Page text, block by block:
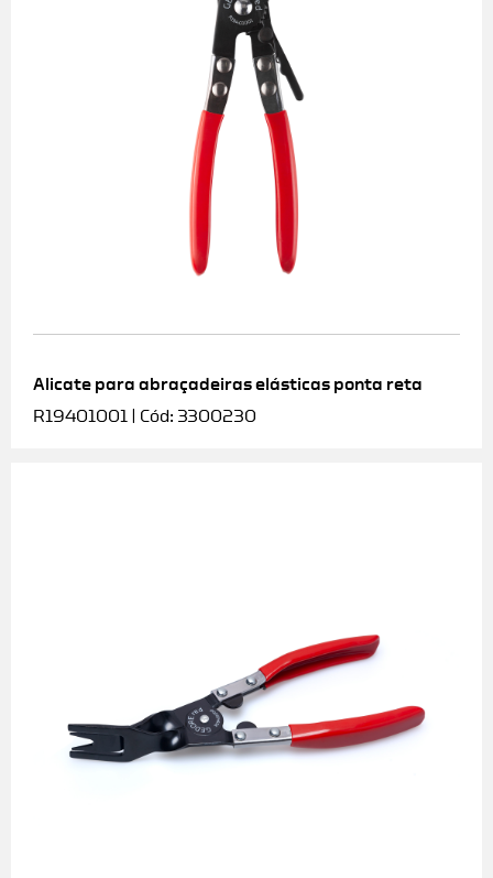
Alicate para abraçadeiras elásticas ponta reta
R19401001 | Cód: 3300230